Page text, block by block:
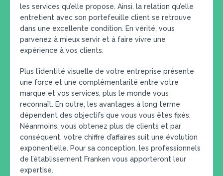
les services qu’elle propose. Ainsi, la relation qu’elle
entretient avec son portefeuille client se retrouve
dans une excellente condition. En vérité, vous
parvenez à mieux servir et à faire vivre une
expérience à vos clients.
Plus l’identité visuelle de votre entreprise présente
une force et une complémentarité entre votre
marque et vos services, plus le monde vous
reconnaît. En outre, les avantages à long terme
dépendent des objectifs que vous vous êtes fixés.
Néanmoins, vous obtenez plus de clients et par
conséquent, votre chiffre d’affaires suit une évolution
exponentielle. Pour sa conception, les professionnels
de l’établissement Franken vous apporteront leur
expertise.